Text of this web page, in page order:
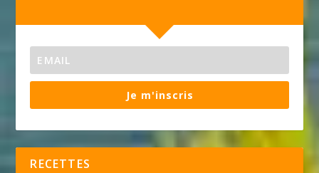
Je m'inscris
RECETTES